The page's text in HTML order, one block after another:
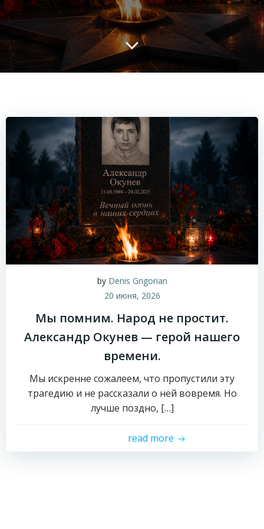
by Denis Grigorian
20 июня, 2026
Мы помним. Народ не простит.
Александр Окунев — герой нашего
времени.
Мы искренне сожалеем, что пропустили эту
трагедию и не рассказали о ней вовремя. Но
лучше поздно, […]
read more